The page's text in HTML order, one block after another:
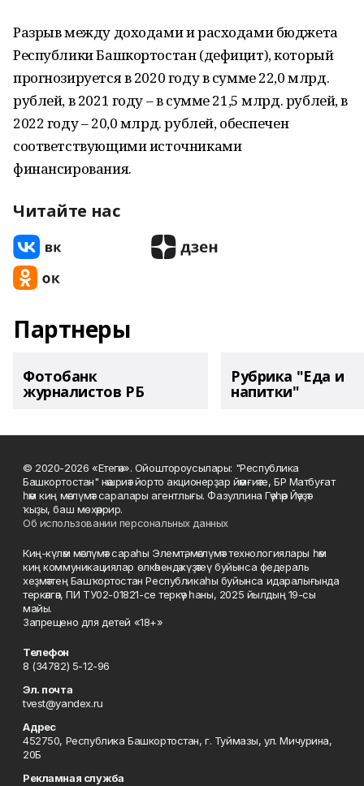
Разрыв между доходами и расходами бюджета
Республики Башкортостан (дефицит), который
прогнозируется в 2020 году в сумме 22,0 млрд.
рублей, в 2021 году – в сумме 21,5 млрд. рублей, в
2022 году – 20,0 млрд. рублей, обеспечен
соответствующими источниками
финансирования.
Читайте нас
Партнеры
Фотобанк
журналистов РБ
Рубрика "Еда и
напитки"
© 2020-2026 «Етегән». Ойоштороусылары: "Республика
Башкортостан" нәшриәт йорто акционерҙар йәмғиәте, БР Матбуғат
һәм киң мәғлүмәт саралары агентлығы. Фазуллина Гәүһәр Йәүҙәт
ҡыҙы, баш мөхәррир.
Об использовании персональных данных
Киң-күләм мәғлүмәт сараһы Элемтә, мәғлүмәт технологиялары һәм
киң коммуникациялар өлкәһендә күҙәтеү буйынса федераль
хеҙмәттең Башҡортостан Республикаһы буйынса идаралығында
теркәлгән, ПИ ТУ02-01821-се теркәү һаны, 2025 йылдың 19-сы
майы.
Запрещено для детей «18+»
Телефон
8 (34782) 5-12-96
Эл. почта
tvest@yandex.ru
Адрес
452750, Республика Башкортостан, г. Туймазы, ул. Мичурина,
20Б
Рекламная служба